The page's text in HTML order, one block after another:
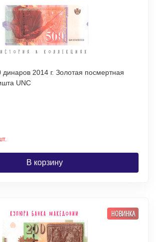
2014 г. Золотая посмертная
UNC
В корзину
НОВИНКА